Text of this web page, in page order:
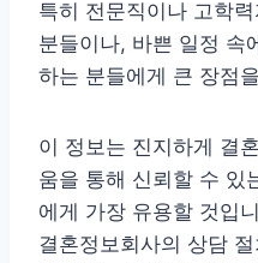
특히 전문직이나 고학
분들이나, 바쁜 일정 속
하는 분들에게 큰 장점
이 정보는 진지하게 결
움을 통해 신뢰할 수 있
에게 가장 유용할 것입
결혼정보회사의 상담